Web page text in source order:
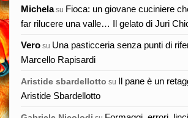
Michelasu Fioca: un giovane cuciniere
far rilucere una valle… Il gelato di Juri
Vero su Una pasticceria senza punti di
Marcello Rapisardi
Aristide sbardellotto su Il pane è un
Aristide Sbardellotto